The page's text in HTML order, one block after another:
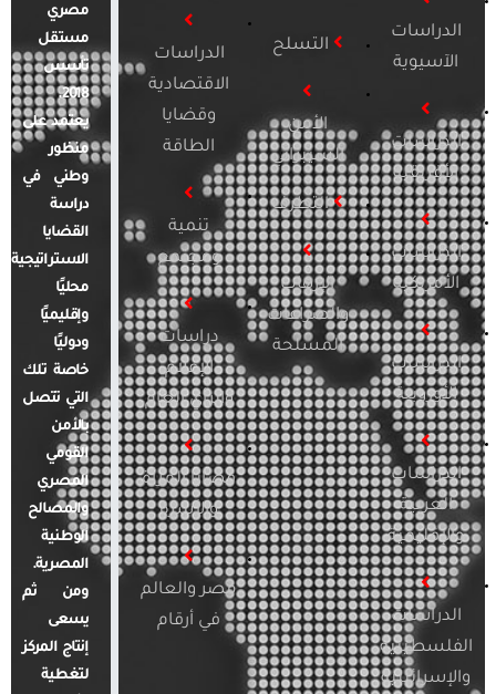
الدراسات
الآسيوية
الدراسات
الأفريقية
الدراسات
الأمريكية
الدراسات
الأوروبية
الدراسات
العربية
والإقليمية
الدراسات
الفلسطينية
والإسرائيلية
التسلح
الأمن
السيبراني
التطرف
الإرهاب
والصراعات
المسلحة
الدراسات
الاقتصادية
وقضايا
الطاقة
تنمية
ومجتمع
دراسات
الإعلام
والرأي العام
قضايا المرأة
والأسرة
مصر والعالم
في أرقام
مصري
مستقل
تأسس
2018.
يعتمد على
منظور
وطني في
دراسة
القضايا
الاستراتيجية
محليًا
وإقليميًا
ودوليًا
خاصة تلك
التي تتصل
بالأمن
القومي
المصري
والمصالح
الوطنية
المصرية.
ومن ثم
يسعى
إنتاج المركز
لتغطية